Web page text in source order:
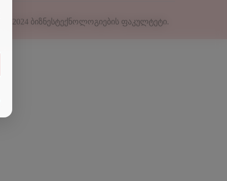
© 2024 ბიზნესტექნოლოგიების ფაკულტეტი.